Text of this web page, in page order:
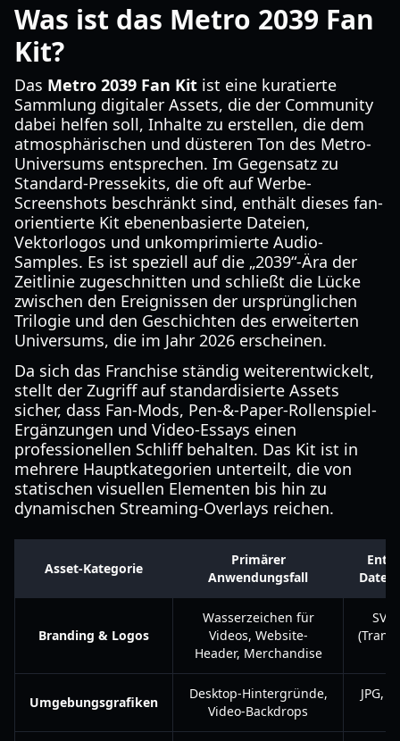
Was ist das Metro 2039 Fan
Kit?
Das Metro 2039 Fan Kit ist eine kuratierte
Sammlung digitaler Assets, die der Community
dabei helfen soll, Inhalte zu erstellen, die dem
atmosphärischen und düsteren Ton des Metro-
Universums entsprechen. Im Gegensatz zu
Standard-Pressekits, die oft auf Werbe-
Screenshots beschränkt sind, enthält dieses fan-
orientierte Kit ebenenbasierte Dateien,
Vektorlogos und unkomprimierte Audio-
Samples. Es ist speziell auf die „2039“-Ära der
Zeitlinie zugeschnitten und schließt die Lücke
zwischen den Ereignissen der ursprünglichen
Trilogie und den Geschichten des erweiterten
Universums, die im Jahr 2026 erscheinen.
Da sich das Franchise ständig weiterentwickelt,
stellt der Zugriff auf standardisierte Assets
sicher, dass Fan-Mods, Pen-&-Paper-Rollenspiel-
Ergänzungen und Video-Essays einen
professionellen Schliff behalten. Das Kit ist in
mehrere Hauptkategorien unterteilt, die von
statischen visuellen Elementen bis hin zu
dynamischen Streaming-Overlays reichen.
Asset-Kategorie
Primärer
Anwendungsfall
Branding & Logos
Wasserzeichen für
Videos, Website-
Header, Merchandise
Umgebungsgrafiken
Desktop-Hintergründe,
Video-Backdrops
JPG,